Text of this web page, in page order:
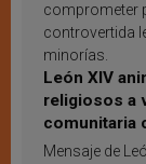
comprometer
controvertida
minorías.
León XIV
religiosos a
comunitaria
inspiración y
Mensaje de